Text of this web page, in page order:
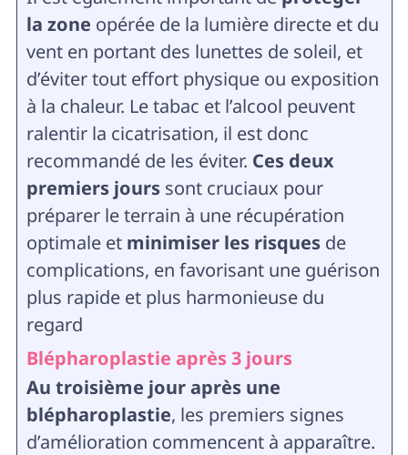
la zone opérée de la lumière directe et du
vent en portant des lunettes de soleil, et
d’éviter tout effort physique ou exposition
à la chaleur. Le tabac et l’alcool peuvent
ralentir la cicatrisation, il est donc
recommandé de les éviter. Ces deux
premiers jourssont cruciaux pour
préparer le terrain à une récupération
optimale et minimiser les risquesde
complications, en favorisant une guérison
plus rapide et plus harmonieuse du
regard
Blépharoplastie après 3 jours
Au troisième jour après une
blépharoplastie, les premiers signes
d’amélioration commencent à apparaître.